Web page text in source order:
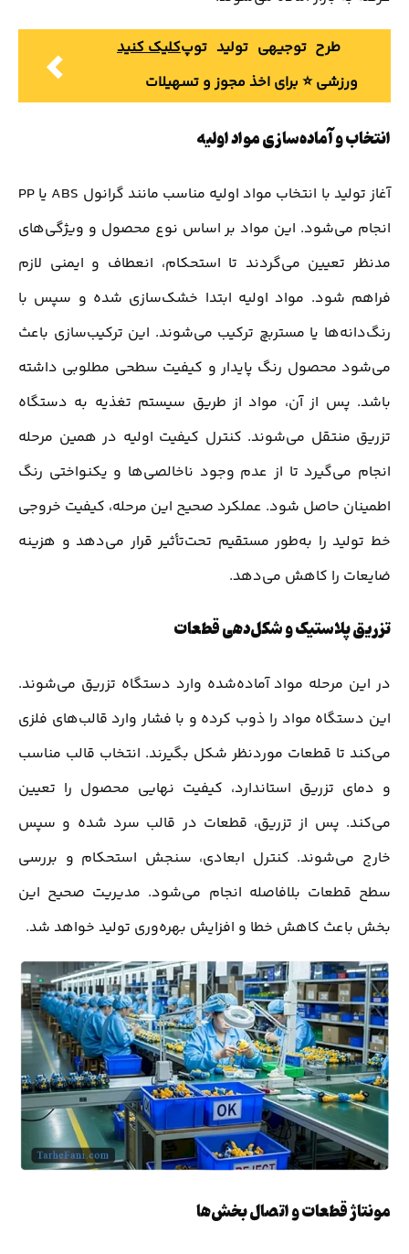
کلیک کنیدطرح توجیهی تولید توپ
ورزشی ⭐️ برای اخذ مجوز و تسهیلات
انتخاب و آماده‌سازی مواد اولیه
آغاز تولید با انتخاب مواد اولیه مناسب مانند گرانول ABS یا PP
انجام می‌شود. این مواد بر اساس نوع محصول و ویژگی‌های
مدنظر تعیین می‌گردند تا استحکام، انعطاف و ایمنی لازم
فراهم شود. مواد اولیه ابتدا خشک‌سازی شده و سپس با
رنگ‌دانه‌ها یا مستربچ ترکیب می‌شوند. این ترکیب‌سازی باعث
می‌شود محصول رنگ پایدار و کیفیت سطحی مطلوبی داشته
باشد. پس از آن، مواد از طریق سیستم تغذیه به دستگاه
تزریق منتقل می‌شوند. کنترل کیفیت اولیه در همین مرحله
انجام می‌گیرد تا از عدم وجود ناخالصی‌ها و یکنواختی رنگ
اطمینان حاصل شود. عملکرد صحیح این مرحله، کیفیت خروجی
خط تولید را به‌طور مستقیم تحت‌تأثیر قرار می‌دهد و هزینه
ضایعات را کاهش می‌دهد.
تزریق پلاستیک و شکل‌دهی قطعات
در این مرحله مواد آماده‌شده وارد دستگاه تزریق می‌شوند.
این دستگاه مواد را ذوب کرده و با فشار وارد قالب‌های فلزی
می‌کند تا قطعات موردنظر شکل بگیرند. انتخاب قالب مناسب
و دمای تزریق استاندارد، کیفیت نهایی محصول را تعیین
می‌کند. پس از تزریق، قطعات در قالب سرد شده و سپس
خارج می‌شوند. کنترل ابعادی، سنجش استحکام و بررسی
سطح قطعات بلافاصله انجام می‌شود. مدیریت صحیح این
بخش باعث کاهش خطا و افزایش بهره‌وری تولید خواهد شد.
مونتاژ قطعات و اتصال بخش‌ها